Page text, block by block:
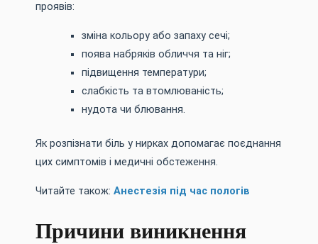
проявів:
зміна кольору або запаху сечі;
поява набряків обличчя та ніг;
підвищення температури;
слабкість та втомлюваність;
нудота чи блювання.
Як розпізнати біль у нирках допомагає поєднання
цих симптомів і медичні обстеження.
Читайте також: Анестезія під час пологів
Причини виникнення